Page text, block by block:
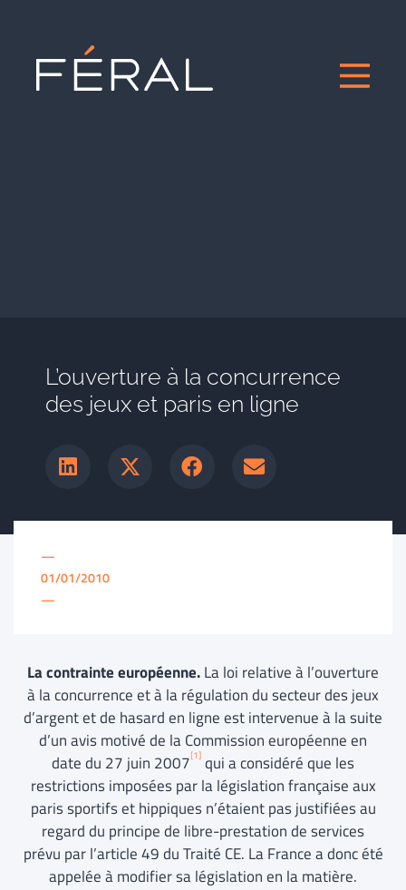
L’ouverture à la concurrence
des jeux et paris en ligne
—
01/01/2010
—
La contrainte européenne.La loi relative à l’ouverture
à la concurrence et à la régulation du secteur des jeux
d’argent et de hasard en ligne est intervenue à la suite
d’un avis motivé de la Commission européenne en
date du 27 juin 2007[1] qui a considéré que les
restrictions imposées par la législation française aux
paris sportifs et hippiques n’étaient pas justifiées au
regard du principe de libre-prestation de services
prévu par l’article 49 du Traité CE. La France a donc été
appelée à modifier sa législation en la matière.